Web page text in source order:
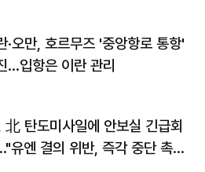
·오만, 호르무즈 '중앙항로 통항'
…입항은 이란 관리
탄도미사일에 안보실 긴급회
유엔 결의 위반, 즉각 중단 촉